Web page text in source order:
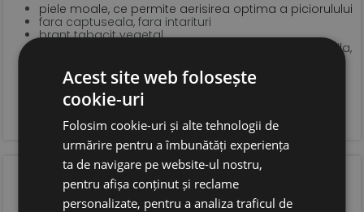
piele moale, ce permite aerisirea optima a piciorulului
fara captuseala, fara intarituri
brant tabacit vegetal
talpa din cauciuc natural de 3 mm, extrem de flexibila,
sistem de inchidere tip velcro pentru o fixare optima
si incaltare usoara
forma anatomica pentru copii, cu spatiu suficient
foarte usoare
OPINIA CLIENTILOR
Acest site web folosește
cookie-uri
Folosim cookie-uri și alte tehnologii de
urmărire pentru a îmbunătăți experiența
ta de navigare pe website-ul nostru,
pentru afișa conținut și reclame
personalizate, pentru a analiza traficul de